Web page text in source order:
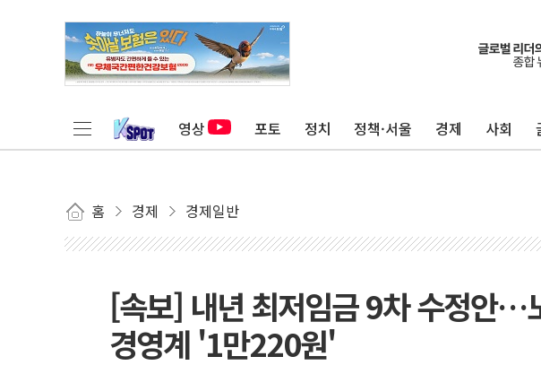
영상 포토 정치 정책·서울 경제 사회
홈 경제 경제일반
[속보] 내년 최저임금 9차 수정안
경영계 '1만220원'